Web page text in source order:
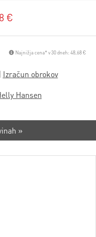
€
Najnižja cena* v 30 dneh: 48,68 €
Hansen
»